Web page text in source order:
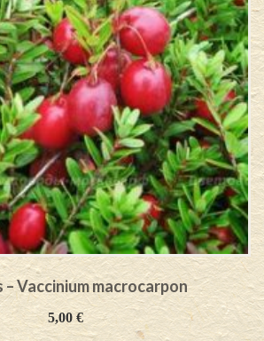
– Vaccinium macrocarpon
5,00 €